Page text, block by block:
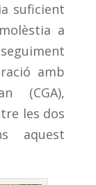
suficient
a
amb
(CGA),
les dos
aquest